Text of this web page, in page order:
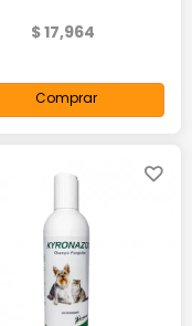
$ 17,964
Comprar